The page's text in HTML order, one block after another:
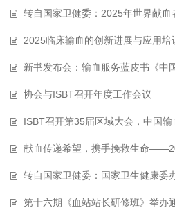
转自国家卫健委：2025年世界献血者日宣传海报及宣传视
2025临床输血的创新进展与应用培训班在浙江
新书发布会：输血服务蓝皮书《中国输血行业发展报告（2025）》
协会与ISBT召开年度工作会议
ISBT召开第35届区域大会，中国输血
献血传递希望，携手挽救生命——2025“世界献血者日”公益直播活动
转自国家卫健委：国家卫生健康委办公厅关于进一步落实“血费减免
第十六期《血站站长研修班》举办